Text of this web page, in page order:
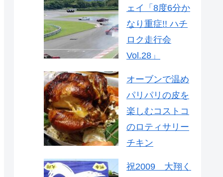
ェイ「8度6分か
なり重症!! ハチ
ロク走行会
Vol.28」
オーブンで温め
パリパリの皮を
楽しむコストコ
のロティサリー
チキン
祝2009 大翔く